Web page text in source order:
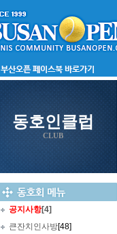
동호인클럽
CLUB
공지사항[4]
큰잔치인사방[48]